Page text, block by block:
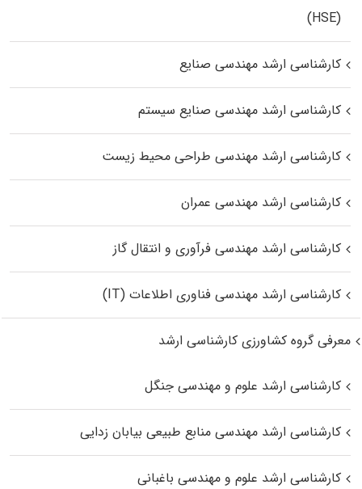
(HSE)
کارشناسی ارشد مهندسی صنایع
کارشناسی ارشد مهندسی صنایع سیستم
کارشناسی ارشد مهندسی طراحی محیط زیست
کارشناسی ارشد مهندسی عمران
کارشناسی ارشد مهندسی فرآوری و انتقال گاز
کارشناسی ارشد مهندسی فناوری اطلاعات (IT)
معرفی گروه کشاورزی کارشناسی ارشد
کارشناسی ارشد علوم و مهندسی جنگل
کارشناسی ارشد مهندسی منابع طبیعی بیابان زدایی
کارشناسی ارشد علوم و مهندسی باغبانی